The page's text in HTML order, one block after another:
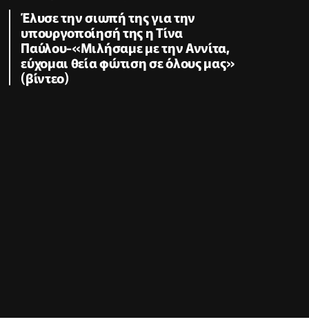
Έλυσε την σιωπή της για την
υπουργοποίησή της η Τίνα
Παύλου-«Μιλήσαμε με την Αννίτα,
εύχομαι θεία φώτιση σε όλους μας»
(βίντεο)